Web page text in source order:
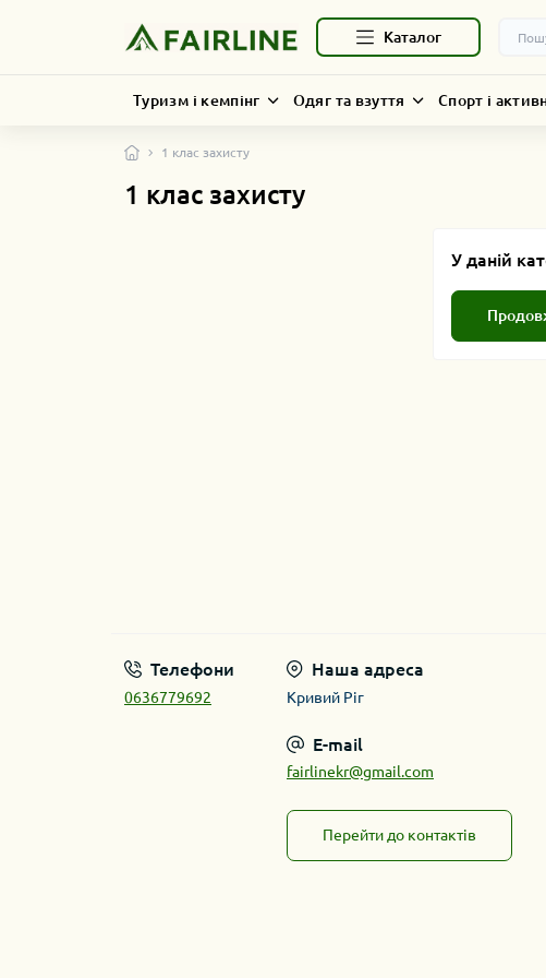
Каталог
Туризм і кемпінг Одяг та взуття Спорт і
1 клас захисту
1 клас захисту
У даній
Телефони
0636779692
Наша адреса
Кривий Ріг
E-mail
fairlinekr@gmail.com
Перейти до контактів